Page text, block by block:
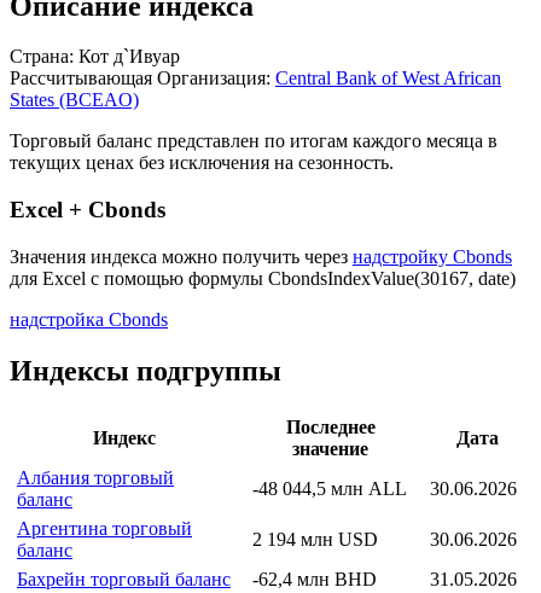
Страна: Кот д`Ивуар
Рассчитывающая Организация: Central Bank of West African
States (BCEAO)
Торговый баланс представлен по итогам каждого месяца в
текущих ценах без исключения на сезонность.
Excel + Cbonds
Значения индекса можно получить через надстройку Cbonds
для Excel с помощью формулы CbondsIndexValue(30167, date)
надстройка Cbonds
Индексы подгруппы
Индекс
Последнее
значение
Дата
Албания торговый
баланс
-48 044,5 млн ALL
30.06.2026
Аргентина торговый
баланс
2 194 млн USD
30.06.2026
Бахрейн торговый баланс
-62,4 млн BHD
31.05.2026